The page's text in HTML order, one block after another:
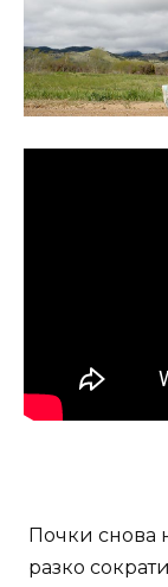
Почки снова
разко